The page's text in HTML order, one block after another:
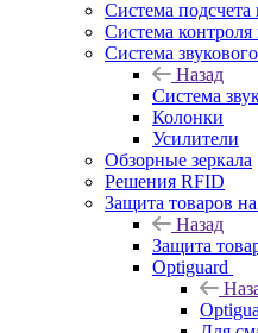
Система подсчета
Система
Система
Назад
Система
Колонки
Усилители
Обзорные зеркала
Решения RFID
Защита товаров
Назад
Защита
Optiguard